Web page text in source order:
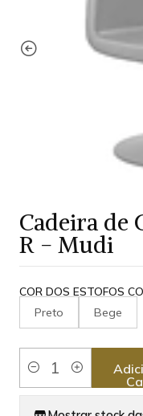
Cadeira de
R - Mudi
COR DOS ESTOFOS
Preto Bege
Quantidade